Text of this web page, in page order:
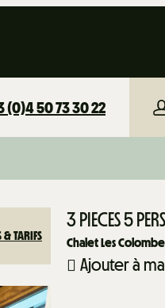
(0)4 50 73 30 22
TARIFS
3 PIECES 5
Chalet Les
Ajouter à